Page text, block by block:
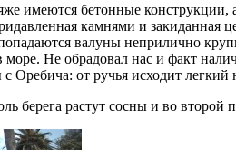
имеются бетонные конструкции, а
камнями и закиданная
валуны неприлично
море. Не обрадовал нас и факт
Оребича: от ручья исходит легкий
берега растут сосны и во второй